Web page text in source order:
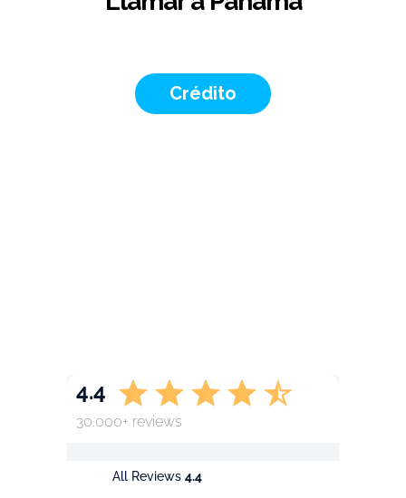
Crédito
All Reviews 4.4
4.4
30.000+ reviews